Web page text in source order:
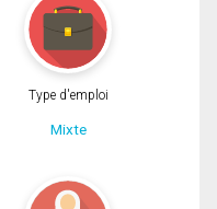
Type d'emploi
Mixte